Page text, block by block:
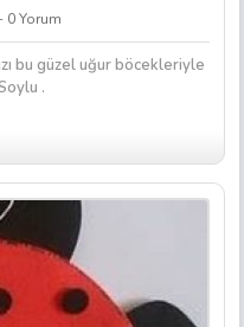
0 Yorum
bu güzel uğur böcekleriyle
.